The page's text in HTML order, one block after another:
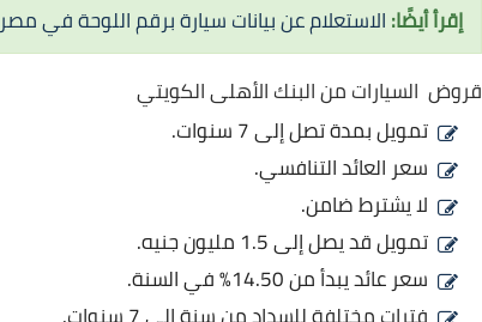
إقرأ أيضًا:الاستعلام عن بيانات سيارة برقم اللوحة في مصر
قروض السيارات من البنك الأهلى الكويتي
تمويل بمدة تصل إلى 7 سنوات.
سعر العائد التنافسي.
لا يشترط ضامن.
تمويل قد يصل إلى 1.5 مليون جنيه.
سعر عائد يبدأ من 14.50% في السنة.